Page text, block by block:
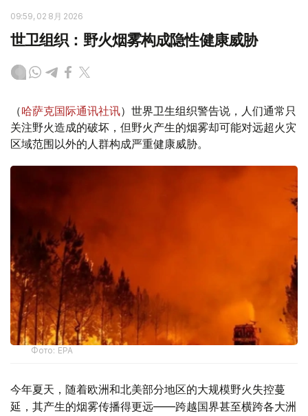
09:59, 02 8月 2026
世卫组织：野火烟雾构成隐性健康威胁
（哈萨克国际通讯社讯）世界卫生组织警告说，人们通常只
关注野火造成的破坏，但野火产生的烟雾却可能对远超火灾
区域范围以外的人群构成严重健康威胁。
Фото: EPA
今年夏天，随着欧洲和北美部分地区的大规模野火失控蔓
延，其产生的烟雾传播得更远——跨越国界甚至横跨各大洲